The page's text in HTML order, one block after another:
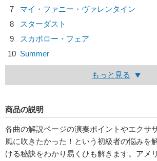
7
マイ・ファニー・ヴァレンタイン
8
スターダスト
9
スカボロー・フェア
10 Summer
もっと見る
商品の説明
各曲の解説ページの演奏ポイントやエクサ
風に吹きたかった！という初級者の悩みを
ける秘訣をわかり易くひも解きます。アメ